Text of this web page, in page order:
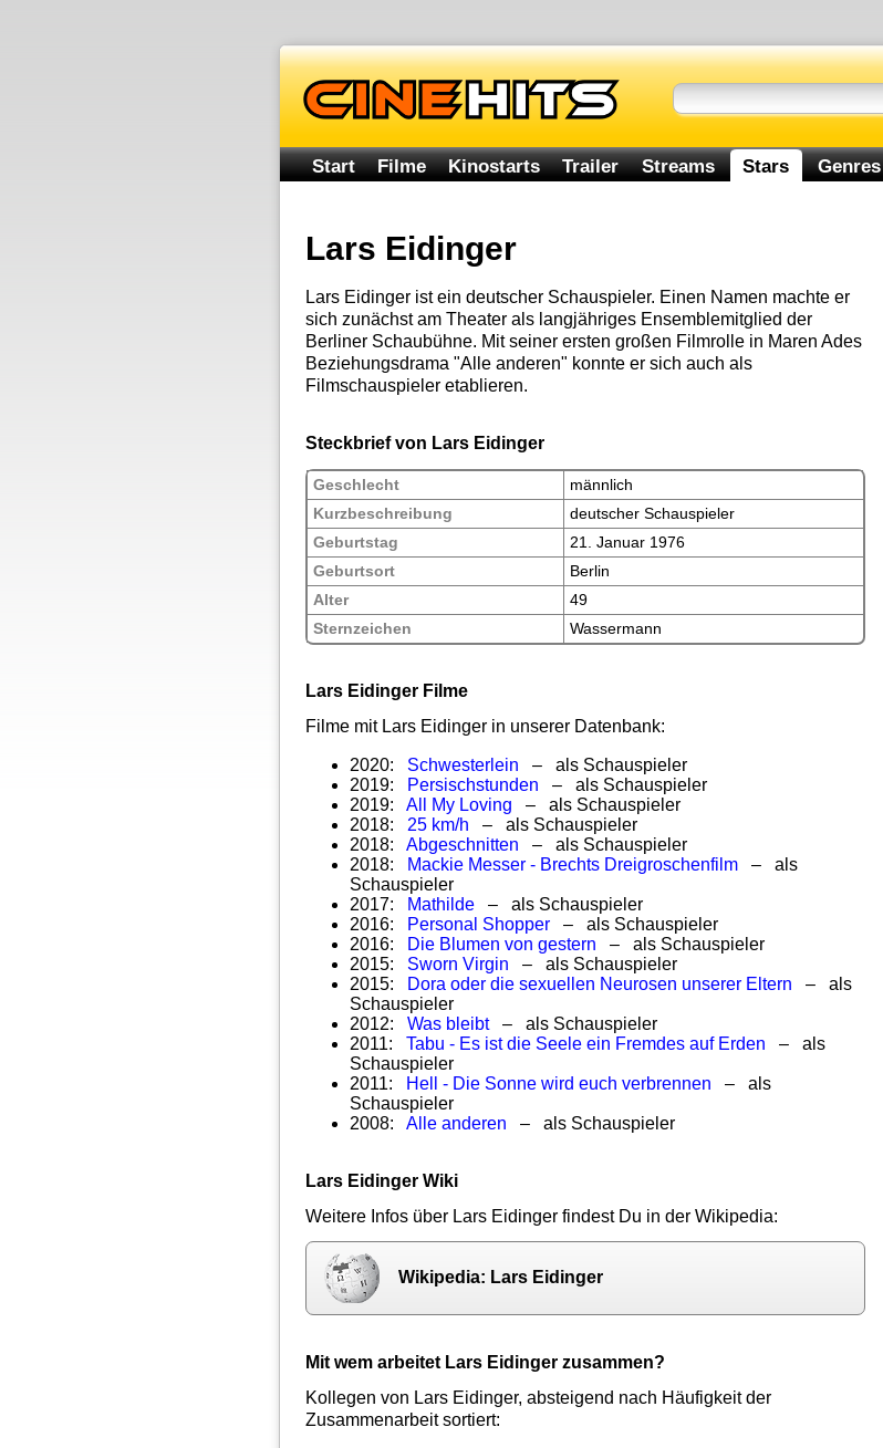
Start Filme Kinostarts Trailer Streams Stars Genres
Lars Eidinger
Lars Eidinger ist ein deutscher Schauspieler. Einen Namen machte er
sich zunächst am Theater als langjähriges Ensemblemitglied der
Berliner Schaubühne. Mit seiner ersten großen Filmrolle in Maren Ades
Beziehungsdrama "Alle anderen" konnte er sich auch als
Filmschauspieler etablieren.
Steckbrief von Lars Eidinger
Geschlecht
männlich
Kurzbeschreibung
deutscher Schauspieler
Geburtstag
21. Januar 1976
Geburtsort
Berlin
Alter
49
Sternzeichen
Wassermann
Lars Eidinger Filme
Filme mit Lars Eidinger in unserer Datenbank:
2020: Schwesterlein – als Schauspieler
2019: Persischstunden – als Schauspieler
2019:All My Loving – als Schauspieler
2018: 25 km/h – als Schauspieler
2018:Abgeschnitten – als Schauspieler
2018: Mackie Messer - Brechts Dreigroschenfilm – als
Schauspieler
2017: Mathilde – als Schauspieler
2016: Personal Shopper – als Schauspieler
2016: Die Blumen von gestern – als Schauspieler
2015: Sworn Virgin – als Schauspieler
2015: Dora oder die sexuellen Neurosen unserer Eltern – als
Schauspieler
2012:Was bleibt– als Schauspieler
2011:Tabu - Es ist die Seele ein Fremdes auf Erden – als
Schauspieler
2011: Hell - Die Sonne wird euch verbrennen – als
Schauspieler
2008:Alle anderen – als Schauspieler
Lars Eidinger Wiki
Weitere Infos über Lars Eidinger findest Du in der Wikipedia:
Wikipedia: Lars Eidinger
Mit wem arbeitet Lars Eidinger zusammen?
Kollegen von Lars Eidinger, absteigend nach Häufigkeit der
Zusammenarbeit sortiert: